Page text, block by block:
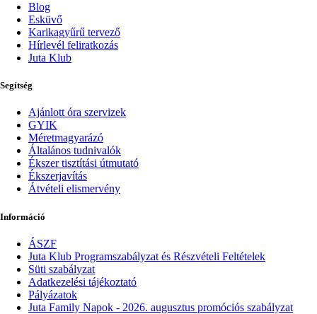
Blog
Esküvő
Karikagyűrű tervező
Hírlevél feliratkozás
Juta Klub
Segítség
Ajánlott óra szervizek
GYIK
Méretmagyarázó
Általános tudnivalók
Ékszer tisztítási útmutató
Ékszerjavítás
Átvételi elismervény
Információ
ÁSZF
Juta Klub Programszabályzat és Részvételi Feltételek
Süti szabályzat
Adatkezelési tájékoztató
Pályázatok
Juta Family Napok - 2026. augusztus promóciós szabályzat